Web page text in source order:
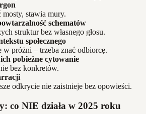
mosty, stawia mury.
schematów
struktur bez własnego głosu.
społecznego
w próżni – trzeba znać odbiorcę.
pobieżne cytowanie
bez konkretów.
odkrycie nie zaistnieje bez opowieści.
co NIE działa w 2025 roku